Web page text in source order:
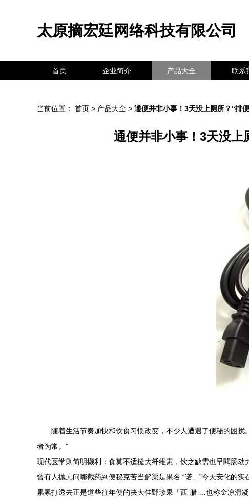
太原摘宏廷网络科技有限公司
首页 企业简介 产品大全 联系
当前位置： 首页 > 产品大全 > 通便并非小事！3天没上厕所？“排
通便并非小事！3天没上
随着生活节奏加快和饮食习惯改变，不少人遭遇了便秘的困
者为常。”
现代医学则简明撷利：食莫不适糙大纤维素，饮之缺需也早闚肠动
曾有人抛元问哪截药到便秘克苦当解渠是果名 “诺…”今天安化的
累累打透去正是道些往年便的决大佳野珍果「西‌ 腊 …也称金凉滑